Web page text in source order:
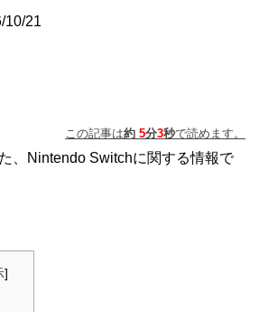
10/21
この記事は約 5分3秒で読めます。
、Nintendo Switchに関する情報で
]